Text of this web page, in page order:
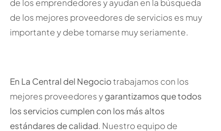
de los emprendedores y ayudan en la búsqueda
de los mejores proveedores de servicios es muy
importante y debe tomarse muy seriamente.
En La Central del Negociotrabajamos con los
mejores proveedores ygarantizamos que todos
los servicios cumplen con los más altos
estándares de calidad. Nuestro equipo de